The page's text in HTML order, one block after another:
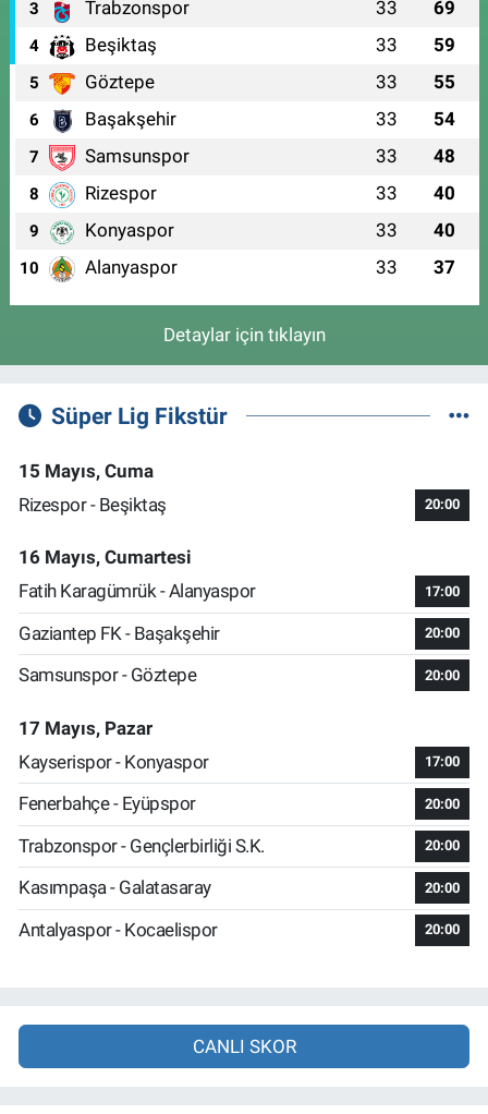
3 Trabzonspor 33 69
4 Beşiktaş 33 59
5 Göztepe 33 55
6 Başakşehir 33 54
7 Samsunspor 33 48
8 Rizespor 33 40
9 Konyaspor 33 40
10 Alanyaspor 33 37
Detaylar için tıklayın
Süper Lig Fikstür
15 Mayıs, Cuma
Rizespor - Beşiktaş
20:00
16 Mayıs, Cumartesi
Fatih Karagümrük - Alanyaspor
17:00
Gaziantep FK - Başakşehir 20:00
Samsunspor - Göztepe 20:00
17 Mayıs, Pazar
Kayserispor - Konyaspor
17:00
Fenerbahçe - Eyüpspor 20:00
Trabzonspor - Gençlerbirliği S.K. 20:00
Kasımpaşa - Galatasaray 20:00
Antalyaspor - Kocaelispor 20:00
CANLI SKOR